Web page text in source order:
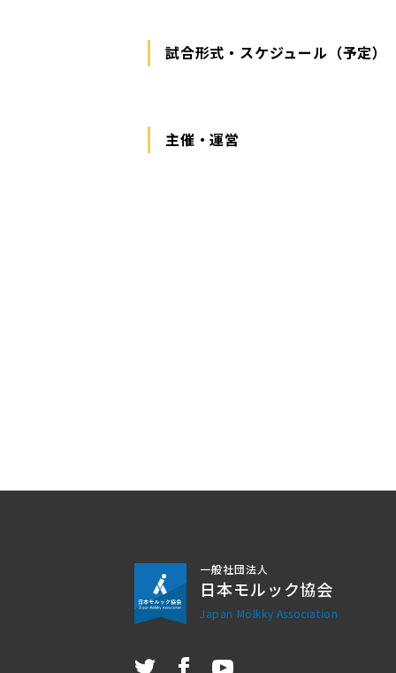
試合形式・スケジュール（予定）
主催・運営
一般社団法人
日本モルック協会
Japan Mölkky Association